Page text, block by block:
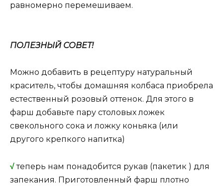
равномерно перемешиваем.
ПОЛЕЗНЫЙ СОВЕТ!
Можно добавить в рецептуру натуральный
краситель, чтобы домашняя колбаса приобрела
естественный розовый оттенок. Для этого в
фарш добавьте пару столовых ложек
свекольного сока и ложку коньяка (или
другого крепкого напитка)
√теперь нам понадобится рукав (пакетик ) для
запекания. Приготовленный фарш плотно